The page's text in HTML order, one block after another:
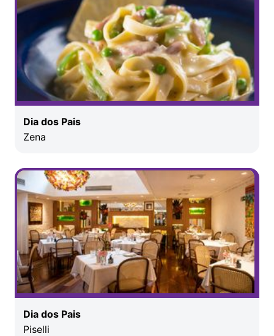
Dia dos Pais
Zena
Dia dos Pais
Piselli